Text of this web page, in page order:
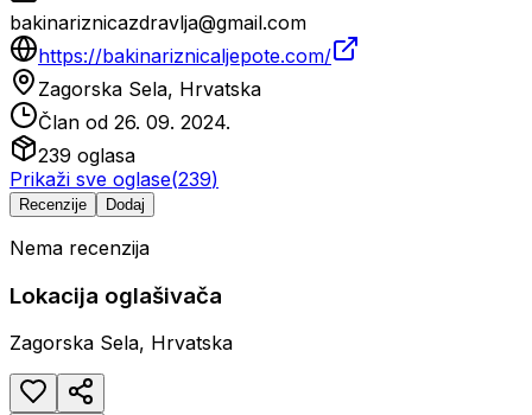
bakinariznicazdravlja@gmail.com
https://bakinariznicaljepote.com/
Zagorska Sela, Hrvatska
Član od 26. 09. 2024.
239 oglasa
Prikaži sve oglase(239)
Recenzije Dodaj
Nema recenzija
Lokacija oglašivača
Zagorska Sela, Hrvatska